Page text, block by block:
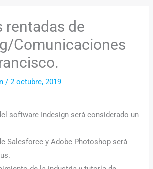
rentadas de
Comunicaciones
/2 octubre, 2019
software Indesign será considerado un
Salesforce y Adobe Photoshop será